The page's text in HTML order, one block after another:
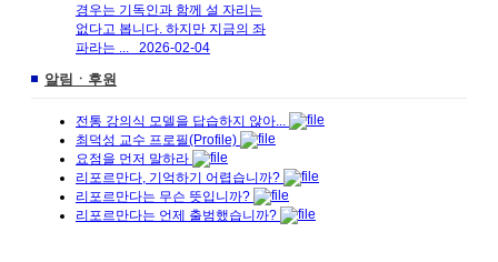
경우는 기독인과 함께 설 자리는
없다고 봅니다. 하지만 지금의 좌
파라는 ...
2026-02-04
알림ㆍ후원
전통 강의식 모델을 답습하지 않아...
최덕성 교수 프로필(Profile)
요점을 먼저 말하라
리포르만다, 기억하기 어렵습니까?
리포르만다는 무슨 뜻입니까?
리포르만다는 언제 출범했습니까?